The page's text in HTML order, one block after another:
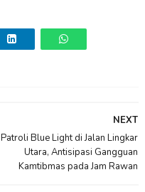
NEXT
Patroli Blue Light di Jalan Lingkar
Utara, Antisipasi Gangguan
Kamtibmas pada Jam Rawan